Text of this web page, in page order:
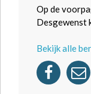
Op de
Desgewenst
Bekijk alle